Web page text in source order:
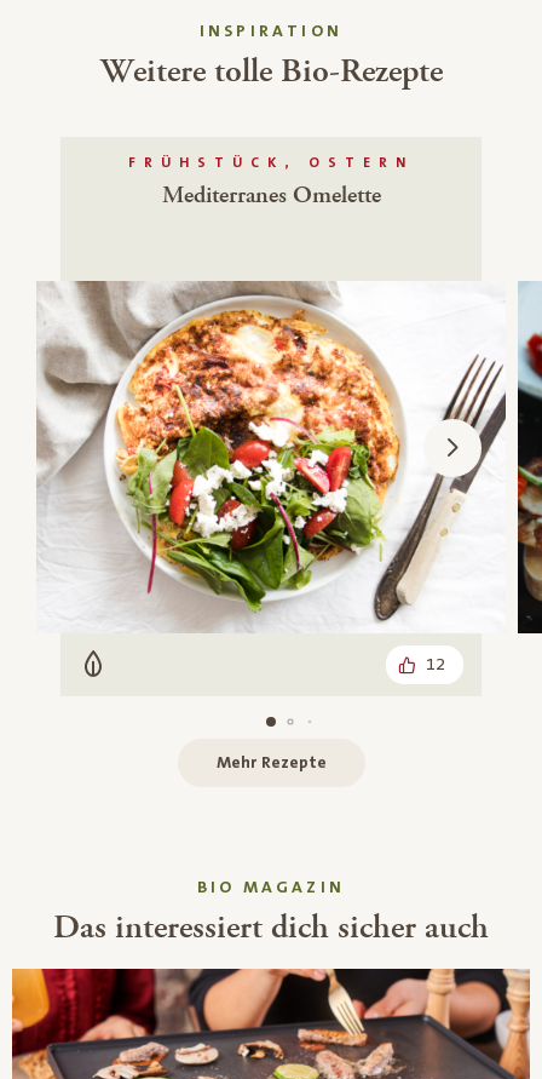
INSPIRATION
Weitere tolle Bio-Rezepte
FRÜHSTÜCK, OSTERN
Mediterranes Omelette
Vegetarisch 12
Mehr Rezepte
BIO MAGAZIN
Das interessiert dich sicher auch